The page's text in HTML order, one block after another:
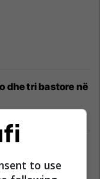
dhe tri bastore në
e kazino në
to use